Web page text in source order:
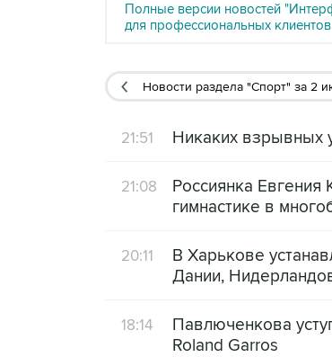
Полные версии новостей
для профессиональных клиентов
Новости раздела "Спорт" за 2
21:51 Никаких взрывных
21:08
Россиянка
гимнастике в
20:11
В Харькове
Дании,
18:14
Павлюченкова
Roland Garros